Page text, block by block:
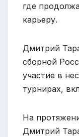
где
карьеру.
Дмитрий
сборной
участие в
турнирах,
На
Дмитрий